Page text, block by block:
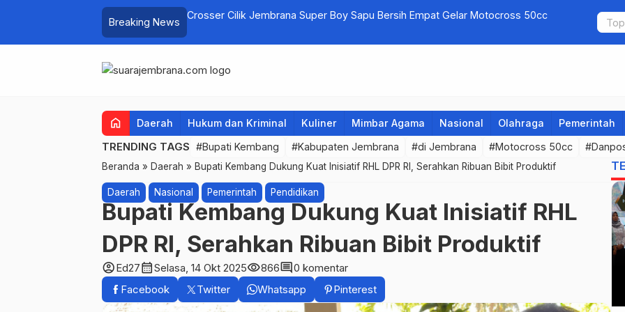
Breaking News
Crosser Cilik Jembrana Super Boy Sapu Bersih Empat Gelar Motocross 50cc Jembrana
home Daerah Hukum dan Kriminal Kuliner Mimbar Agama Nasional Olahraga Pemerintah
TRENDING TAGS #Bupati Kembang #Kabupaten Jembrana #di Jembrana #Motocross 50cc
Beranda » Daerah » Bupati Kembang Dukung Kuat Inisiatif RHL DPR RI, Serahkan Ribuan Bibit Produktif
Daerah Nasional Pemerintah Pendidikan
Bupati Kembang Dukung Kuat Inisiatif RHL
DPR RI, Serahkan Ribuan Bibit Produktif
account_circleEd27calendar_monthSelasa, 14 Okt 2025visibility866comment0 komentar
Facebook
Twitter Whatsapp Pinterest